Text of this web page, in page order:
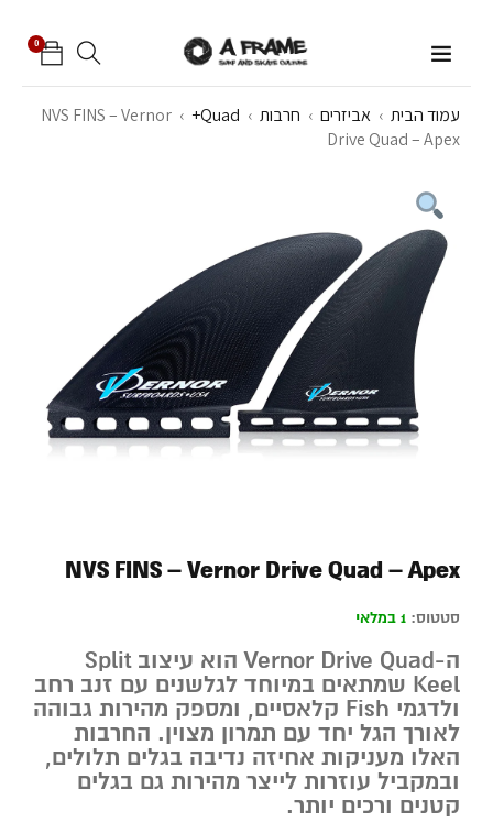
0
עמוד הבית › אביזרים › חרבות ›
Quad+
›
NVS FINS – Vernor
Drive Quad – Apex
NVS FINS – Vernor Drive Quad – Apex
סטטוס: 1 במלאי
ה-Vernor Drive Quad הוא עיצוב Split
Keel שמתאים במיוחד לגלשנים עם זנב רחב
ולדגמי Fish קלאסיים, ומספק מהירות גבוהה
לאורך הגל יחד עם תמרון מצוין. החרבות
האלו מעניקות אחיזה נדיבה בגלים תלולים,
ובמקביל עוזרות לייצר מהירות גם בגלים
קטנים ורכים יותר.